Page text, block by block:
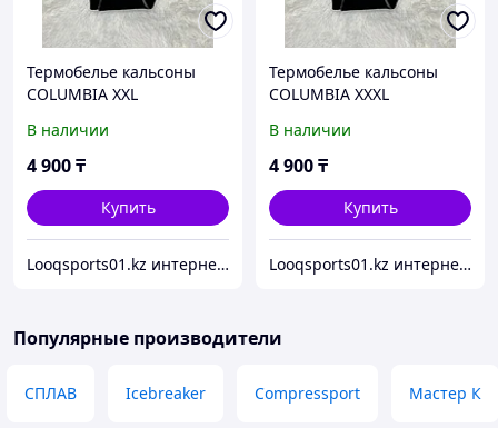
Термобелье кальсоны
COLUMBIA XXL
В наличии
4 900₸
Купить
Looqsports01.kz интернет-магазин спортивных товаров
Термобелье кальсоны
COLUMBIA XXXL
В наличии
4 900₸
Купить
Looqsports01.kz интернет-магазин спортивных товаров
Популярные производители
СПЛАВ Icebreaker Compressport Мастер К